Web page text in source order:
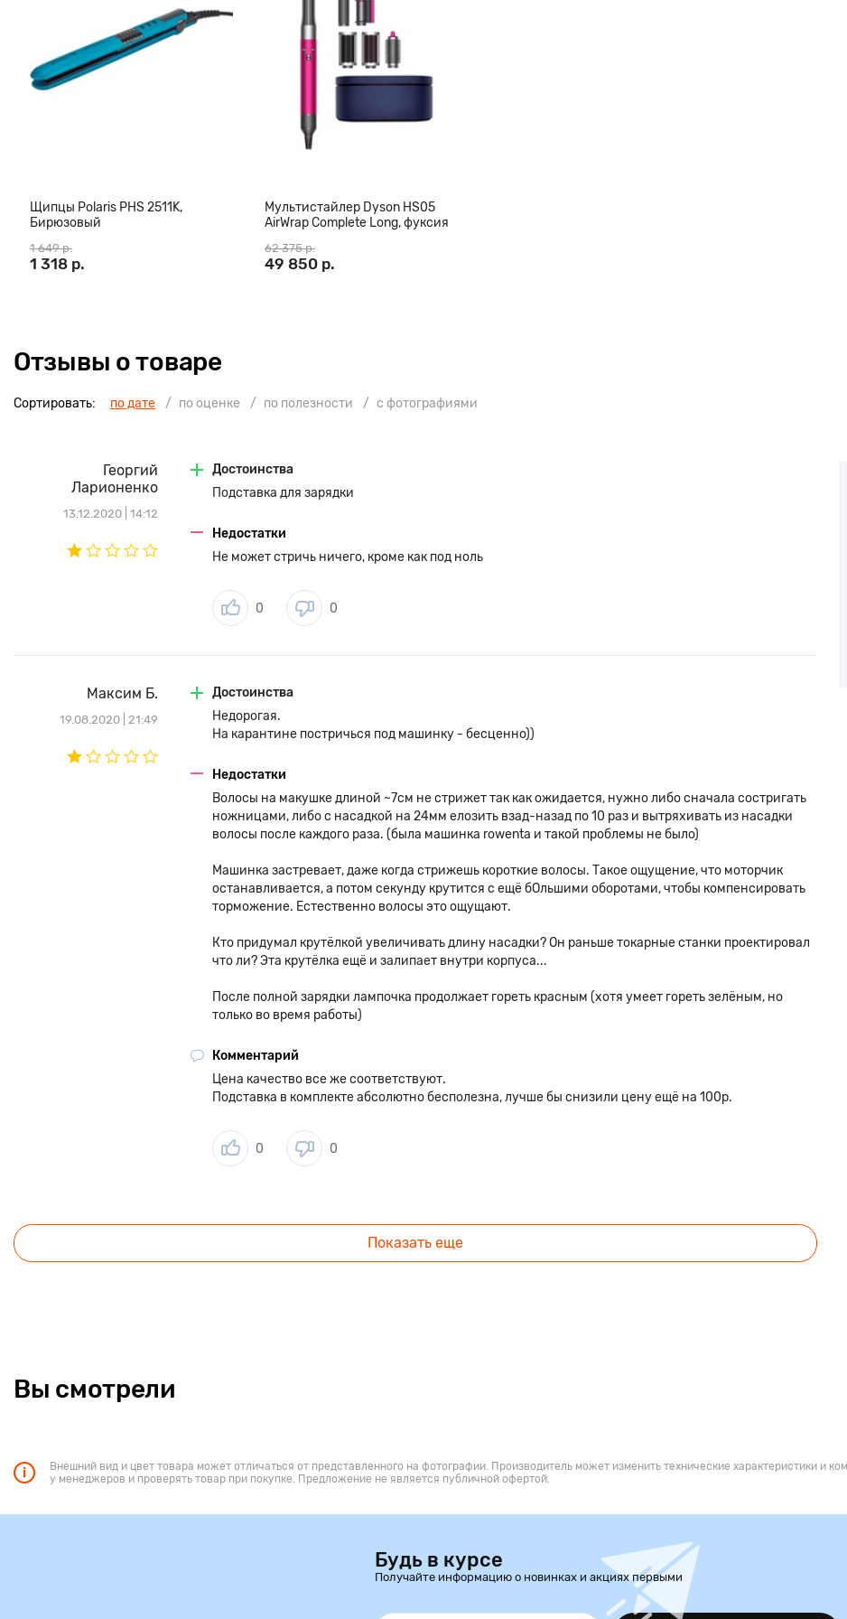
регулируется. Вы можете настроить ее в широком диапазоне от 0,8мм без насадки до 24мм с
Щипцы Polaris PHS 2511K,
Бирюзовый
1 649 р.
1 318 р.
Мультистайлер Dyson HS05
AirWrap Complete Long, фуксия
62 375 р.
49 850 р.
Отзывы о товаре
Сортировать: по дате по оценке по полезности с фотографиями
Георгий
Ларионенко
13.12.2020 | 14:12
Достоинства
Подставка для зарядки
Недостатки
Не может стричь ничего, кроме как под ноль
0 0
Максим Б.
19.08.2020 | 21:49
Достоинства
Недорогая.
На карантине постричься под машинку - бесценно))
Недостатки
Волосы на макушке длиной ~7см не стрижет так как ожидается, нужно либо сначала состригать
ножницами, либо с насадкой на 24мм елозить взад-назад по 10 раз и вытряхивать из насадки
волосы после каждого раза. (была машинка rowenta и такой проблемы не было)
Машинка застревает, даже когда стрижешь короткие волосы. Такое ощущение, что моторчик
останавливается, а потом секунду крутится с ещё бОльшими оборотами, чтобы компенсировать
торможение. Естественно волосы это ощущают.
Кто придумал крутёлкой увеличивать длину насадки? Он раньше токарные станки проектировал
что ли? Эта крутёлка ещё и залипает внутри корпуса...
После полной зарядки лампочка продолжает гореть красным (хотя умеет гореть зелёным, но
только во время работы)
Комментарий
Цена качество все же соответствуют.
Подставка в комплекте абсолютно бесполезна, лучше бы снизили цену ещё на 100р.
0 0
Показать еще
Вы смотрели
Внешний вид и цвет товара может отличаться от представленного на фотографии. Производитель может изменить технические характеристики и
у менеджеров и проверять товар при покупке. Предложение не является публичной офертой.
Будь в курсе
Получайте информацию о новинках и акциях первыми